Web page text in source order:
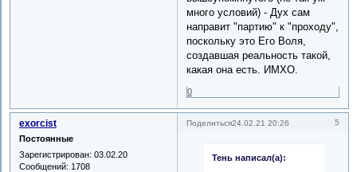
много условий) - Дух сам
направит "партию" к "проходу",
поскольку это Его Воля,
создавшая реальность такой,
какая она есть. ИМХО.
0
Поделиться 5
24.02.21 20:26
exorcist
Постоянные
Зарегистрирован: 03.02.20
Сообщений: 1708
Тень написал(а):